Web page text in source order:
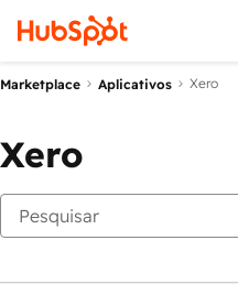
Marketplace Aplicativos Xero
Xero